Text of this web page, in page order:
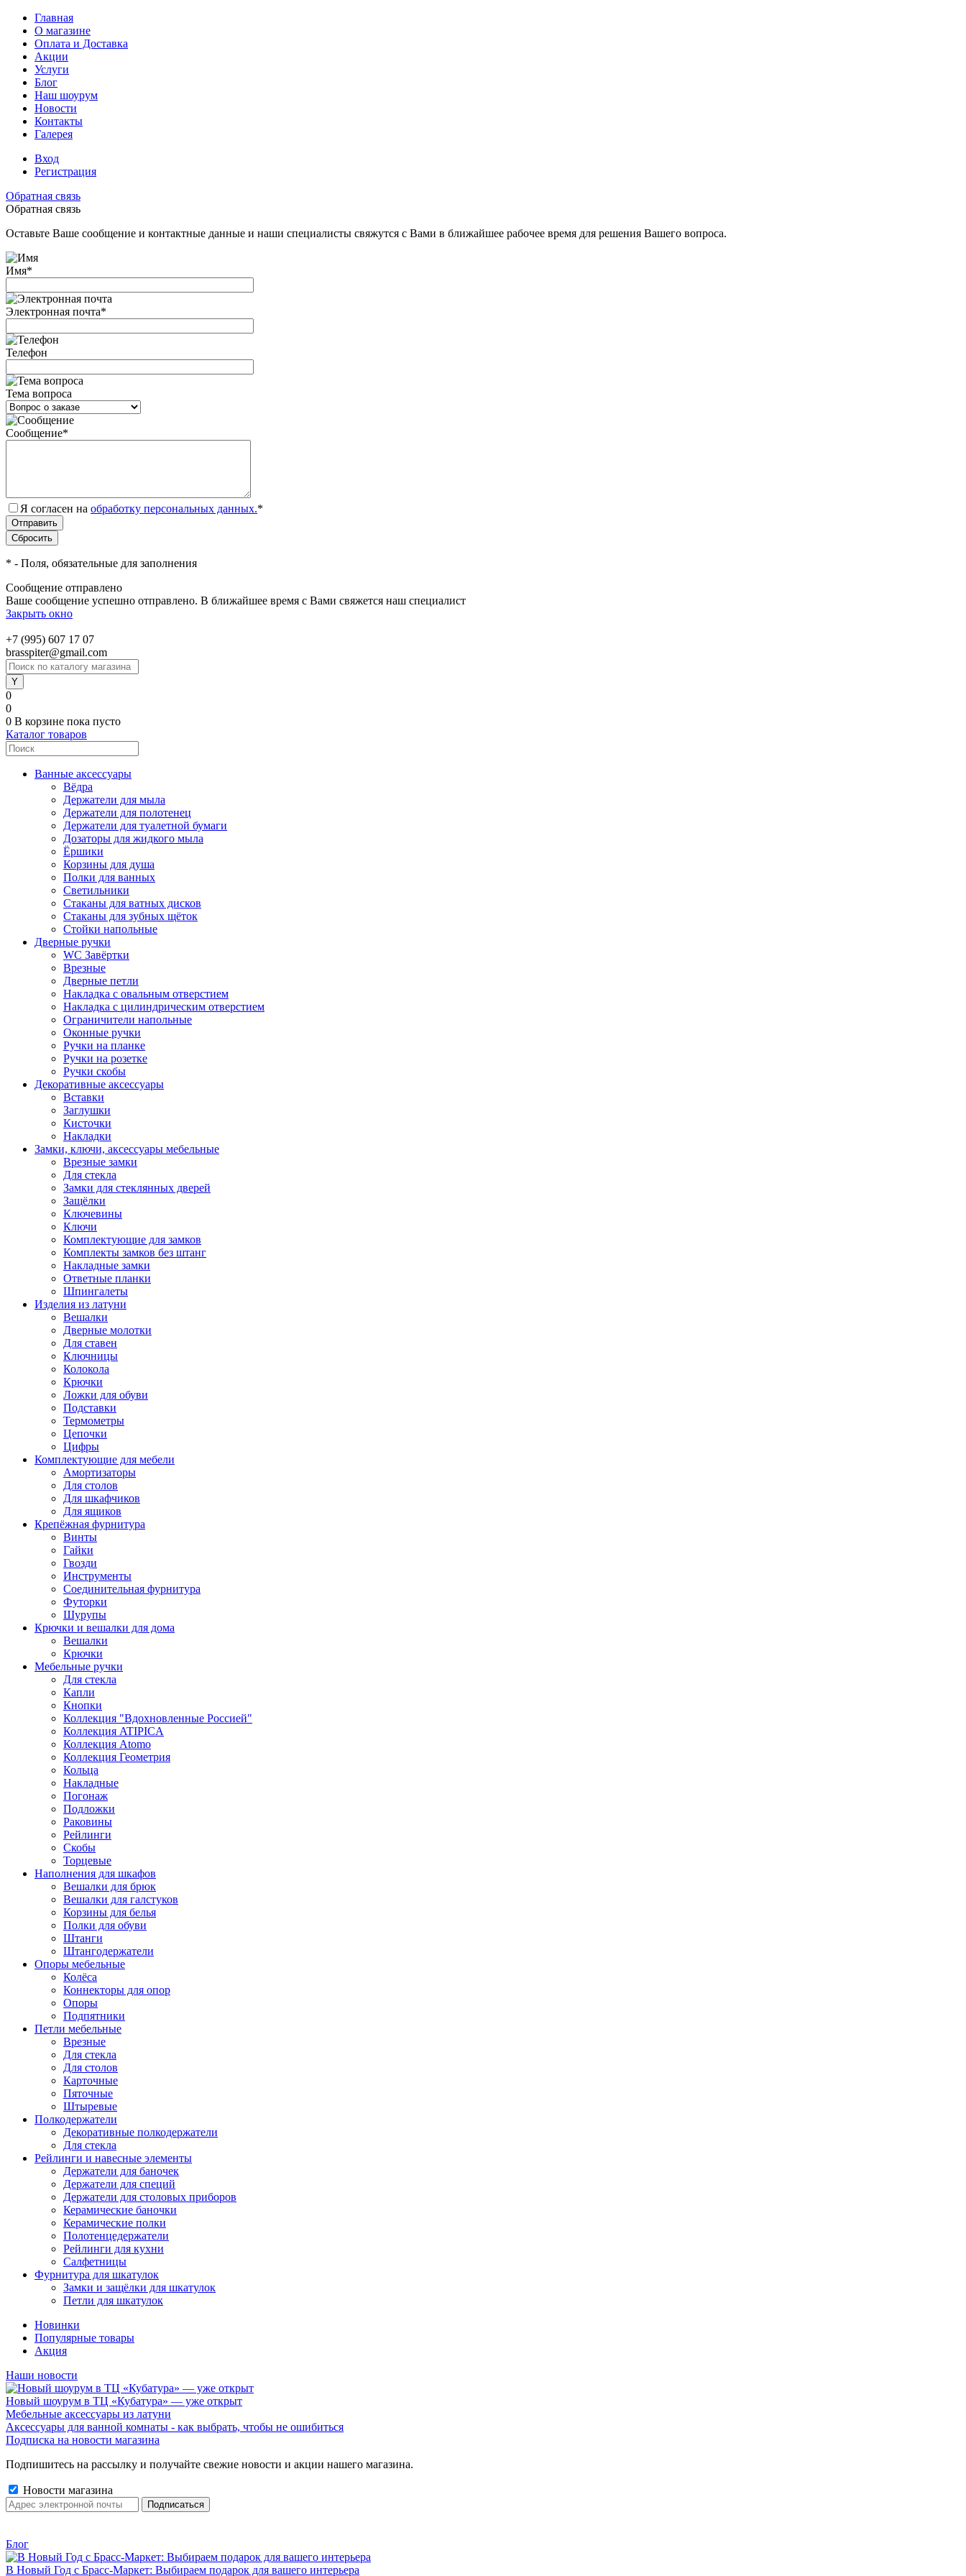
Главная
О магазине
Оплата и Доставка
Акции
Услуги
Блог
Наш шоурум
Новости
Контакты
Галерея
Вход
Регистрация
Обратная связь
Обратная связь
Оставьте Ваше сообщение и контактные данные и наши специалисты свяжутся с Вами в ближайшее рабочее время для решения Вашего вопроса.
Имя*
Электронная почта*
Телефон
Тема вопроса
Сообщение*
Я согласен на обработку персональных данных.*
* - Поля, обязательные для заполнения
Сообщение отправлено
Ваше сообщение успешно отправлено. В ближайшее время с Вами свяжется наш специалист
Закрыть окно
+7 (995) 607 17 07
brasspiter@gmail.com
0
0
0 В корзине пока пусто
Каталог товаров
Ванные аксессуары
Вёдра
Держатели для мыла
Держатели для полотенец
Держатели для туалетной бумаги
Дозаторы для жидкого мыла
Ёршики
Корзины для душа
Полки для ванных
Светильники
Стаканы для ватных дисков
Стаканы для зубных щёток
Стойки напольные
Дверные ручки
WC Завёртки
Врезные
Дверные петли
Накладка с овальным отверстием
Накладка с цилиндрическим отверстием
Ограничители напольные
Оконные ручки
Ручки на планке
Ручки на розетке
Ручки скобы
Декоративные аксессуары
Вставки
Заглушки
Кисточки
Накладки
Замки, ключи, аксессуары мебельные
Врезные замки
Для стекла
Замки для стеклянных дверей
Защёлки
Ключевины
Ключи
Комплектующие для замков
Комплекты замков без штанг
Накладные замки
Ответные планки
Шпингалеты
Изделия из латуни
Вешалки
Дверные молотки
Для ставен
Ключницы
Колокола
Крючки
Ложки для обуви
Подставки
Термометры
Цепочки
Цифры
Комплектующие для мебели
Амортизаторы
Для столов
Для шкафчиков
Для ящиков
Крепёжная фурнитура
Винты
Гайки
Гвозди
Инструменты
Соединительная фурнитура
Футорки
Шурупы
Крючки и вешалки для дома
Вешалки
Крючки
Мебельные ручки
Для стекла
Капли
Кнопки
Коллекция "Вдохновленные Россией"
Коллекция ATIPICA
Коллекция Atomo
Коллекция Геометрия
Кольца
Накладные
Погонаж
Подложки
Раковины
Рейлинги
Скобы
Торцевые
Наполнения для шкафов
Вешалки для брюк
Вешалки для галстуков
Корзины для белья
Полки для обуви
Штанги
Штангодержатели
Опоры мебельные
Колёса
Коннекторы для опор
Опоры
Подпятники
Петли мебельные
Врезные
Для стекла
Для столов
Карточные
Пяточные
Штыревые
Полкодержатели
Декоративные полкодержатели
Для стекла
Рейлинги и навесные элементы
Держатели для баночек
Держатели для специй
Держатели для столовых приборов
Керамические баночки
Керамические полки
Полотенцедержатели
Рейлинги для кухни
Салфетницы
Фурнитура для шкатулок
Замки и защёлки для шкатулок
Петли для шкатулок
Новинки
Популярные товары
Акция
Наши новости
Новый шоурум в ТЦ «Кубатура» — уже открыт
Мебельные аксессуары из латуни
Аксессуары для ванной комнаты - как выбрать, чтобы не ошибиться
Подписка на новости магазина
Подпишитесь на рассылку и получайте свежие новости и акции нашего магазина.
Новости магазина
Блог
В Новый Год с Брасс-Маркет: Выбираем подарок для вашего интерьера